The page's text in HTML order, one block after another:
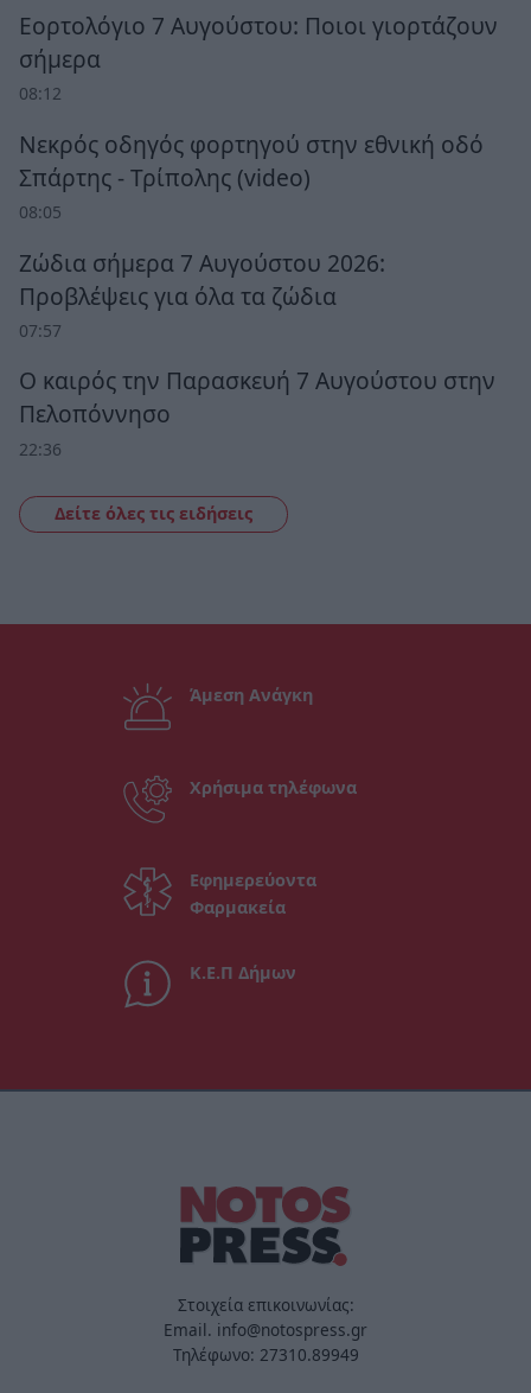
Εορτολόγιο 7 Αυγούστου: Ποιοι γιορτάζουν
σήμερα
08:12
Νεκρός οδηγός φορτηγού στην εθνική οδό
Σπάρτης - Τρίπολης (video)
08:05
Ζώδια σήμερα 7 Αυγούστου 2026:
Προβλέψεις για όλα τα ζώδια
07:57
Ο καιρός την Παρασκευή 7 Αυγούστου στην
Πελοπόννησο
22:36
Δείτε όλες τις ειδήσεις
Άμεση Ανάγκη
Χρήσιμα τηλέφωνα
Εφημερεύοντα
Φαρμακεία
Κ.Ε.Π Δήμων
Στοιχεία επικοινωνίας:
Email. info@notospress.gr
Τηλέφωνο: 27310.89949